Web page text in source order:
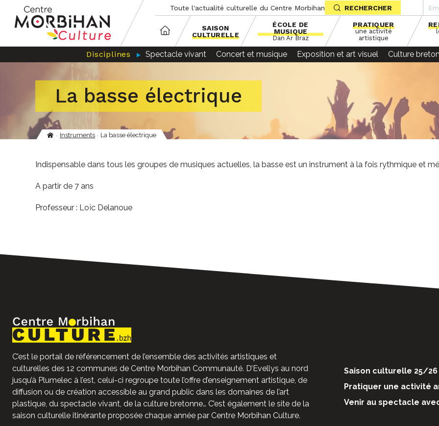
contenu
principal
Toute l'actualité culturelle du Centre Morbihan RECHERCHER
SAISON
CULTURELLE
ÉCOLE DE
MUSIQUE
Dan Ar Braz
PRATIQUER
une activité
artistique
Disciplines Spectacle vivant Concert et musique Exposition et art visuel Culture
La basse électrique
Fil
Instruments La basse électrique
Indispensable dans tous les groupes de musiques actuelles, la basse est un instrument à la fois rythmique et
A partir de 7 ans
Professeur : Loïc Delanoue
C’est le portail de référencement de l’ensemble des activités artistiques et
culturelles des 12 communes de Centre Morbihan Communauté. D’Evellys au nord
jusqu’à Plumelec à l’est, celui-ci regroupe toute l’offre d’enseignement artistique, de
diffusion ou de création accessible au grand public dans les domaines de l’art
plastique, du spectacle vivant, de la culture bretonne… C’est également le site de la
saison culturelle itinérante proposée chaque année par Centre Morbihan Culture.
Saison culturelle 25/26
Pratiquer une activité
Venir au spectacle